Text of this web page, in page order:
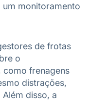
um monitoramento
de frotas
o
frenagens
distrações,
disso, a